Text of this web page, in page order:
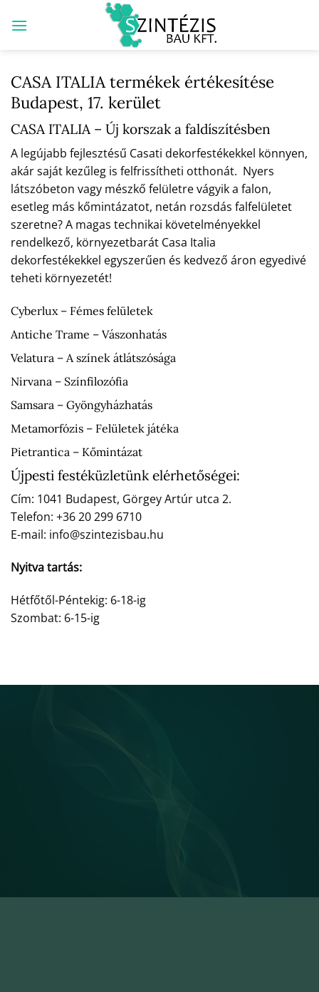
CASA ITALIA termékek értékesítése
Budapest, 17. kerület
CASA ITALIA – Új korszak a faldíszítésben
A legújabb fejlesztésű Casati dekorfestékekkel könnyen,
akár saját kezűleg is felfrissítheti otthonát. Nyers
látszóbeton vagy mészkő felületre vágyik a falon,
esetleg más kőmintázatot, netán rozsdás falfelületet
szeretne? A magas technikai követelményekkel
rendelkező, környezetbarát Casa Italia
dekorfestékekkel egyszerűen és kedvező áron egyedivé
teheti környezetét!
Cyberlux – Fémes felületek
Antiche Trame – Vászonhatás
Velatura – A színek átlátszósága
Nirvana – Színfilozófia
Samsara – Gyöngyházhatás
Metamorfózis – Felületek játéka
Pietrantica – Kőmintázat
Újpesti festéküzletünk elérhetőségei:
Cím: 1041 Budapest, Görgey Artúr utca 2.
Telefon: +36 20 299 6710
E-mail: info@szintezisbau.hu
Nyitva tartás:
Hétfőtől-Péntekig: 6-18-ig
Szombat: 6-15-ig